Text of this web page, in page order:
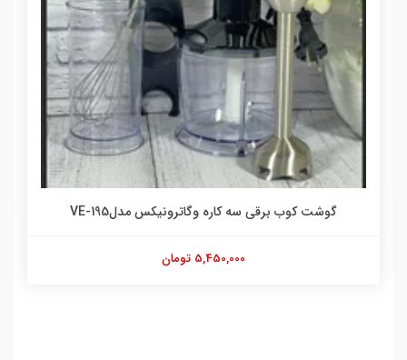
گوشت کوب برقی سه کاره وگاترونیکس مدلVE-195
5,450,000 تومان